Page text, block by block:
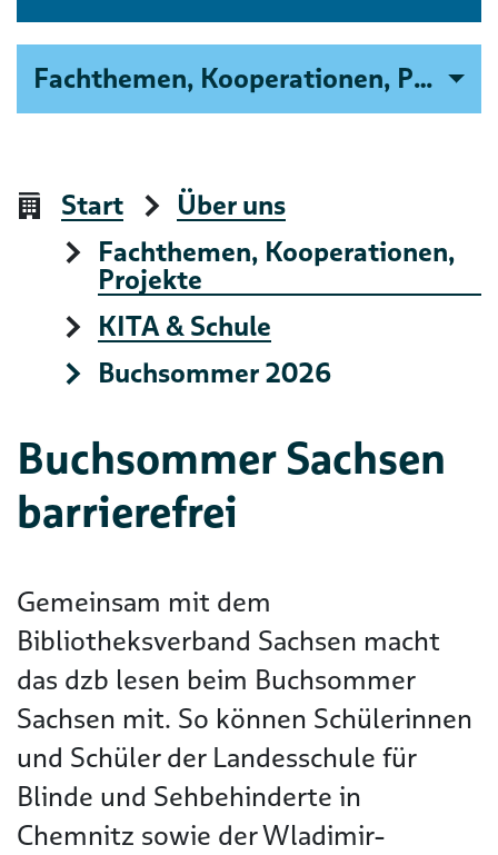
Fachthemen, Kooperationen, Projekte
Start
Über uns
Fachthemen, Kooperationen,
Projekte
KITA & Schule
Buchsommer 2026
Buchsommer Sachsen
barrierefrei
Gemeinsam mit dem
Bibliotheksverband Sachsen macht
das dzb lesen beim Buchsommer
Sachsen mit. So können Schülerinnen
und Schüler der Landesschule für
Blinde und Sehbehinderte in
Chemnitz sowie der Wladimir-